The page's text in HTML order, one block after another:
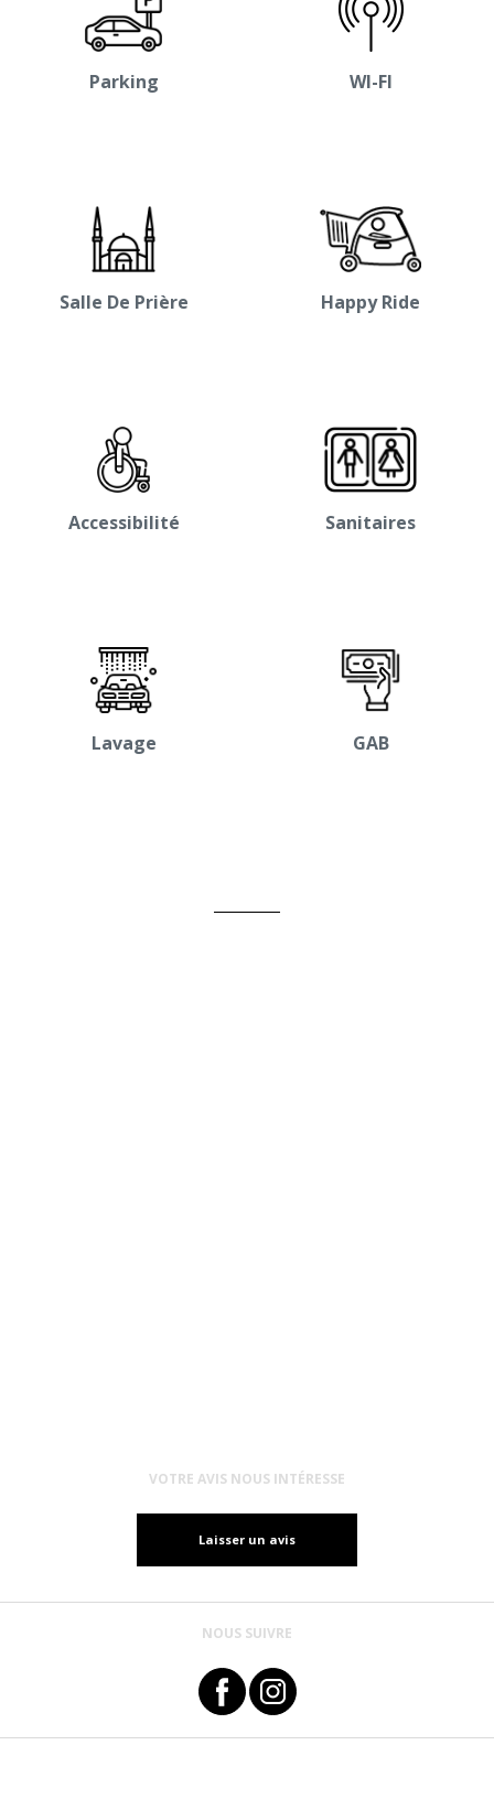
Parking WI-FI
Salle De Prière Happy Ride
Accessibilité Sanitaires
Lavage GAB
VOTRE AVIS NOUS INTÉRESSE
Laisser un avis
NOUS SUIVRE